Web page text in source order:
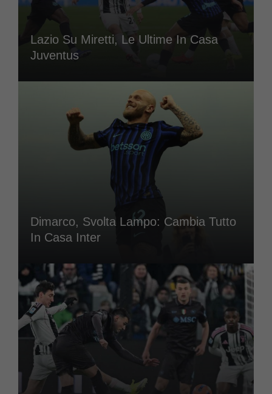
Lazio Su Miretti, Le Ultime In Casa
Juventus
Dimarco, Svolta Lampo: Cambia Tutto
In Casa Inter